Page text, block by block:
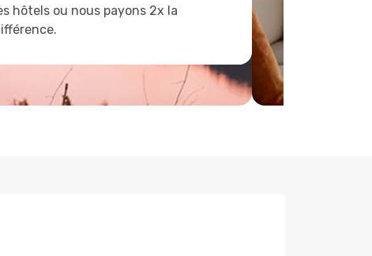
hôtels ou nous payons 2x la